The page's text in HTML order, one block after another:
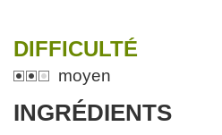
DIFFICULTÉ
moyen
INGRÉDIENTS